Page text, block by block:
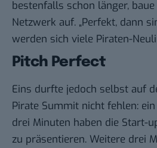
bestenfalls schon länger,
Netzwerk auf. „Perfekt, dann
werden sich viele Piraten-
Pitch Perfect
Eins durfte jedoch selbst auf
Pirate Summit nicht fehlen: ein
drei Minuten haben die Start-
zu präsentieren. Weitere drei